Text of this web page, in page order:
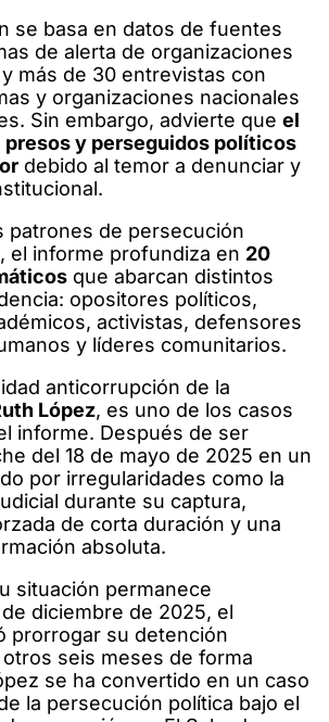
se basa en datos de fuentes
de alerta de organizaciones
más de 30 entrevistas con
y organizaciones nacionales
Sin embargo, advierte que el
presos y perseguidos políticos
debido al temor a denunciar y
patrones de persecución
el informe profundiza en 20
que abarcan distintos
opositores políticos,
activistas, defensores
y líderes comunitarios.
anticorrupción de la
López, es uno de los casos
informe. Después de ser
del 18 de mayo de 2025 en un
por irregularidades como la
durante su captura,
de corta duración y una
absoluta.
situación permanece
diciembre de 2025, el
prorrogar su detención
seis meses de forma
se ha convertido en un caso
la persecución política bajo el